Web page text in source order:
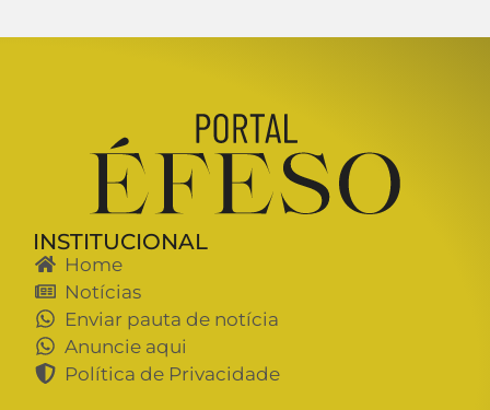
INSTITUCIONAL
Home
Notícias
Enviar pauta de notícia
Anuncie aqui
Política de Privacidade